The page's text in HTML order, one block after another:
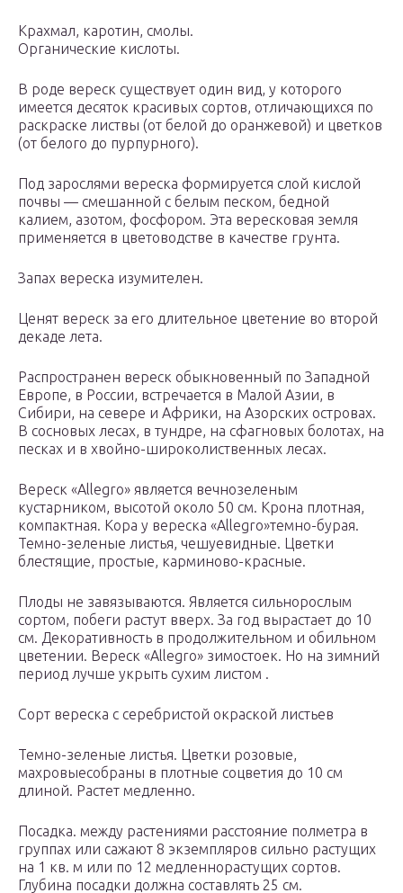
Крахмал, каротин, смолы.
Органические кислоты.
В роде вереск существует один вид, у которого
имеется десяток красивых сортов, отличающихся по
раскраске листвы (от белой до оранжевой) и цветков
(от белого до пурпурного).
Под зарослями вереска формируется слой кислой
почвы — смешанной с белым песком, бедной
калием, азотом, фосфором. Эта вересковая земля
применяется в цветоводстве в качестве грунта.
Запах вереска изумителен.
Ценят вереск за его длительное цветение во второй
декаде лета.
Распространен вереск обыкновенный по Западной
Европе, в России, встречается в Малой Азии, в
Сибири, на севере и Африки, на Азорских островах.
В сосновых лесах, в тундре, на сфагновых болотах, на
песках и в хвойно-широколиственных лесах.
Вереск «Allegro» является вечнозеленым
кустарником, высотой около 50 см. Крона плотная,
компактная. Кора у вереска «Allegro»темно-бурая.
Темно-зеленые листья, чешуевидные. Цветки
блестящие, простые, карминово-красные.
Плоды не завязываются. Является сильнорослым
сортом, побеги растут вверх. За год вырастает до 10
см. Декоративность в продолжительном и обильном
цветении. Вереск «Allegro» зимостоек. Но на зимний
период лучше укрыть сухим листом .
Сорт вереска с серебристой окраской листьев
Темно-зеленые листья. Цветки розовые,
махровыесобраны в плотные соцветия до 10 см
длиной. Растет медленно.
Посадка. между растениями расстояние полметра в
группах или сажают 8 экземпляров сильно растущих
на 1 кв. м или по 12 медленнорастущих сортов.
Глубина посадки должна составлять 25 см.